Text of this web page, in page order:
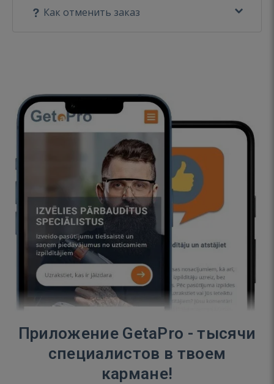
Как отменить заказ
Приложение GetaPro - тысячи
специалистов в твоем
кармане!